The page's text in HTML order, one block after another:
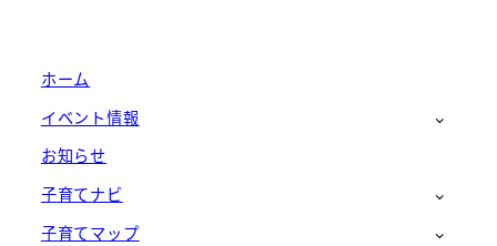
ホーム
イベント情報
お知らせ
子育てナビ
子育てマップ